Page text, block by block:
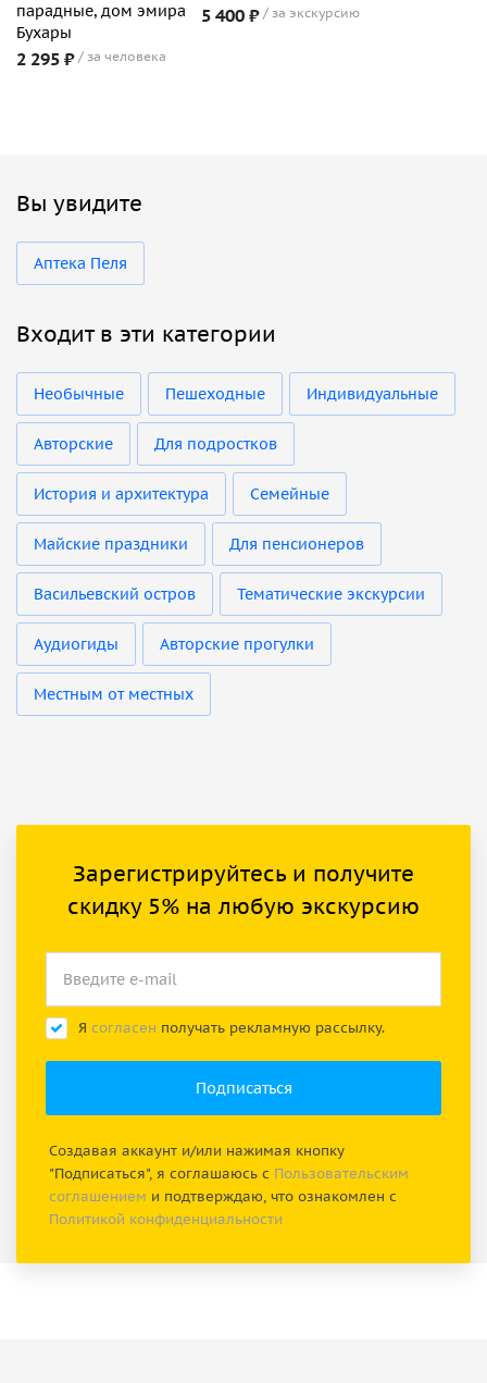
парадные, дом эмира
Бухары
2 295 ₽ за человека
5 400 ₽ за экскурсию
Вы увидите
Аптека Пеля
Входит в эти категории
Необычные Пешеходные Индивидуальные
Авторские Для подростков
История и архитектура Семейные
Майские праздники Для пенсионеров
Васильевский остров Тематические экскурсии
Аудиогиды Авторские прогулки
Местным от местных
Зарегистрируйтесь и получите
скидку 5% на любую экскурсию
Я согласен получать рекламную рассылку.
Создавая аккаунт и/или нажимая кнопку
"Подписаться", я соглашаюсь с Пользовательским
соглашением и подтверждаю, что ознакомлен с
Политикой конфиденциальности